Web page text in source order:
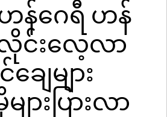
န်ဂေရီ ဟန်
င်းလေ့လာ
ျေများ
ျားပြားလာ